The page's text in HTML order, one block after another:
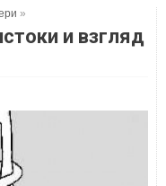
»
и взгляд